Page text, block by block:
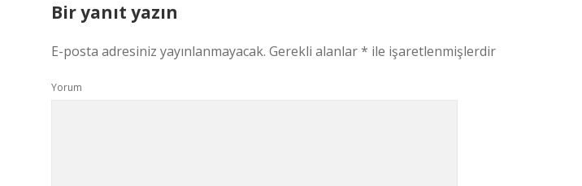
Bir yanıt yazın
E-posta adresiniz yayınlanmayacak. Gerekli alanlar* ile işaretlenmişlerdir
Yorum